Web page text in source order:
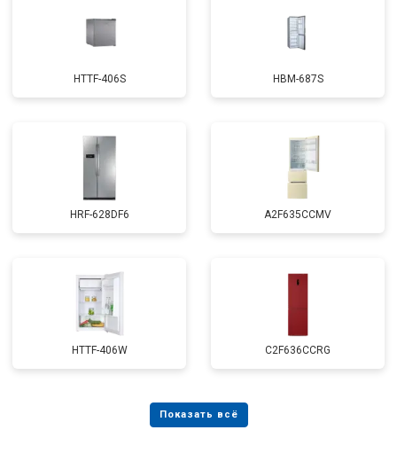
HTTF-406S HBM-687S
HRF-628DF6 A2F635CCMV
HTTF-406W C2F636CCRG